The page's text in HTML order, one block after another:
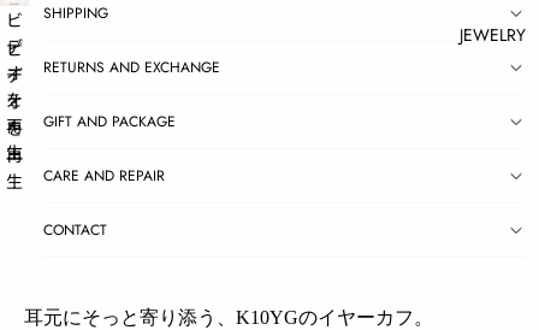
JEWELRY
ビ
デ
オ
を
再
生
ビ
デ
オ
を
再
生
SHIPPING
RETURNS AND EXCHANGE
GIFT AND PACKAGE
CARE AND REPAIR
CONTACT
耳元にそっと寄り添う、K10YGのイヤーカフ。